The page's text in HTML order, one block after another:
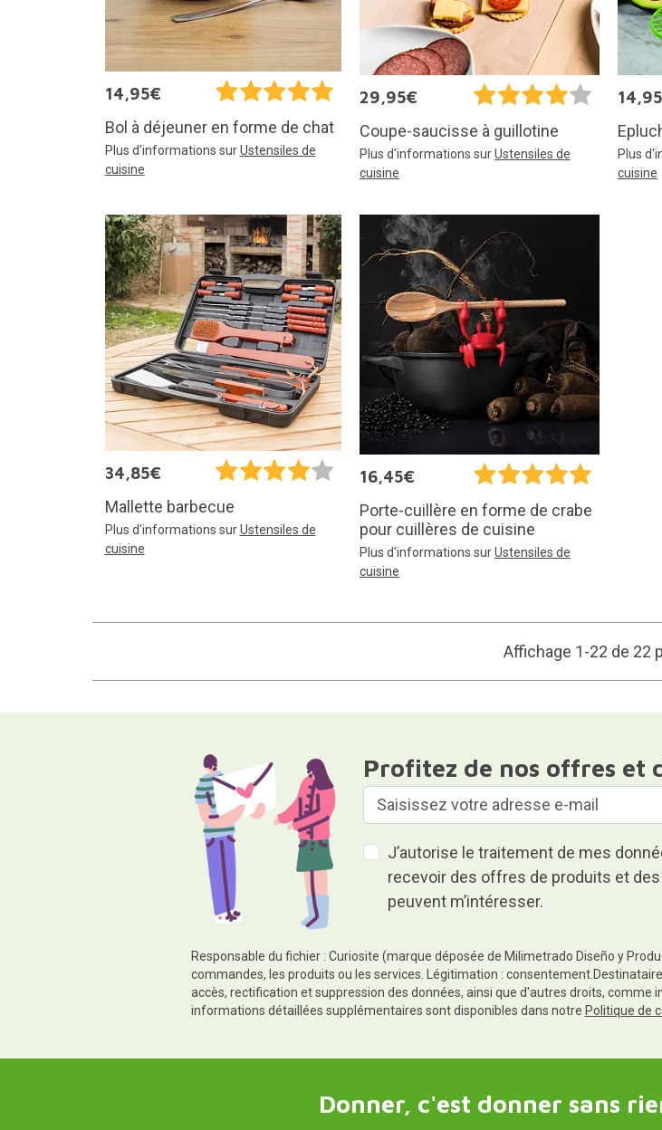
14,95€
Bol à déjeuner en forme de chat
Plus d'informations surUstensiles de
cuisine
29,95€
Coupe-saucisse à guillotine
Plus d'informations surUstensiles de
cuisine
Plus
cuisine
34,85€
Mallette barbecue
Plus d'informations surUstensiles de
cuisine
16,45€
Porte-cuillère en forme de crabe
pour cuillères de cuisine
Plus d'informations surUstensiles de
cuisine
Affichage 1-22 de 22
Profitez de nos offres et
J’autorise le traitement de mes
recevoir des offres de produits et
peuvent m’intéresser.
Responsable du fichier : Curiosite (marque déposée de Milimetrado Diseño y
commandes, les produits ou les services. Légitimation :
accès, rectification et suppression des données, ainsi que d'autres droits,
informations détaillées supplémentaires sont disponibles dans notre Politique de
Donner, c'est donner sans